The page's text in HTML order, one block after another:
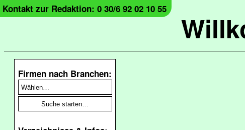
Kontakt zur Redaktion: 0 30/6 92 02 10 55
Firmen nach Branchen: